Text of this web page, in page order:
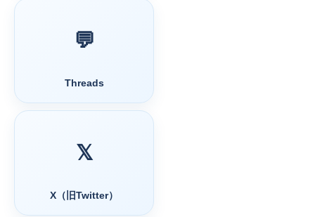
💬
Threads
𝕏
X（旧Twitter）